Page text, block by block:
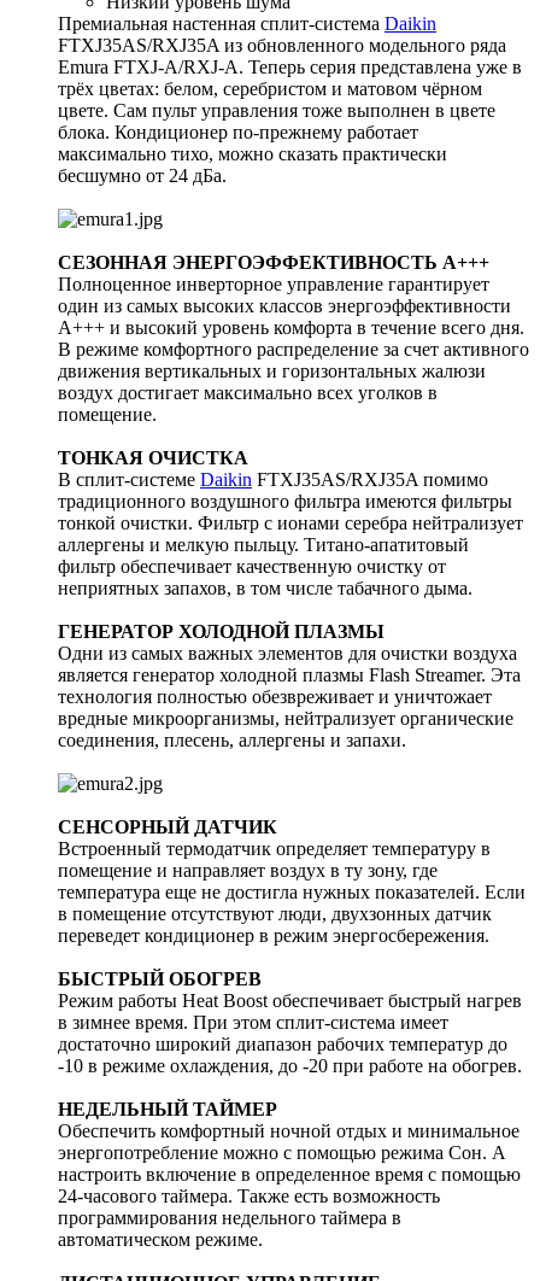
Премиальная настенная сплит-система Daikin
FTXJ35AS/RXJ35A из обновленного модельного ряда
Emura FTXJ-A/RXJ-A. Теперь серия представлена уже в
трёх цветах: белом, серебристом и матовом чёрном
цвете. Сам пульт управления тоже выполнен в цвете
блока. Кондиционер по-прежнему работает
максимально тихо, можно сказать практически
бесшумно от 24 дБа.
СЕЗОННАЯ ЭНЕРГОЭФФЕКТИВНОСТЬ A+++
Полноценное инверторное управление гарантирует
один из самых высоких классов энергоэффективности
А+++ и высокий уровень комфорта в течение всего дня.
В режиме комфортного распределение за счет активного
движения вертикальных и горизонтальных жалюзи
воздух достигает максимально всех уголков в
помещение.
ТОНКАЯ ОЧИСТКА
В сплит-системе Daikin FTXJ35AS/RXJ35A помимо
традиционного воздушного фильтра имеются фильтры
тонкой очистки. Фильтр с ионами серебра нейтрализует
аллергены и мелкую пыльцу. Титано-апатитовый
фильтр обеспечивает качественную очистку от
неприятных запахов, в том числе табачного дыма.
ГЕНЕРАТОР ХОЛОДНОЙ ПЛАЗМЫ
Одни из самых важных элементов для очистки воздуха
является генератор холодной плазмы Flash Streamer. Эта
технология полностью обезвреживает и уничтожает
вредные микроорганизмы, нейтрализует органические
соединения, плесень, аллергены и запахи.
СЕНСОРНЫЙ ДАТЧИК
Встроенный термодатчик определяет температуру в
помещение и направляет воздух в ту зону, где
температура еще не достигла нужных показателей. Если
в помещение отсутствуют люди, двухзонных датчик
переведет кондиционер в режим энергосбережения.
БЫСТРЫЙ ОБОГРЕВ
Режим работы Heat Boost обеспечивает быстрый нагрев
в зимнее время. При этом сплит-система имеет
достаточно широкий диапазон рабочих температур до
-10 в режиме охлаждения, до -20 при работе на обогрев.
НЕДЕЛЬНЫЙ ТАЙМЕР
Обеспечить комфортный ночной отдых и минимальное
энергопотребление можно с помощью режима Сон. А
настроить включение в определенное время с помощью
24-часового таймера. Также есть возможность
программирования недельного таймера в
автоматическом режиме.